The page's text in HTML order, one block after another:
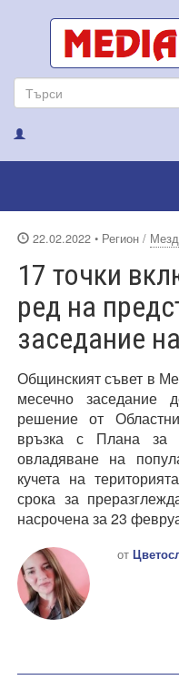
22.02.2022 • Регион /
17 точки
ред на
заседание
Общинският съвет в
месечно заседание
решение от
връзка с Плана за
овладяване на
кучета на
срока за
насрочена за 23
от